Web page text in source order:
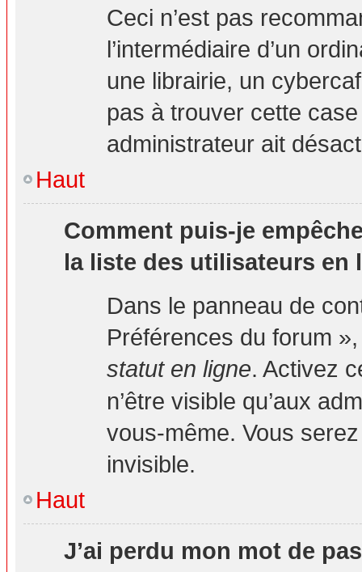
Ceci n’est pas
l’intermédiaire d’un
une librairie, un
pas à trouver cette
administrateur ait
Haut
Comment puis-je
la liste des utilisateurs en
Dans le panneau de
Préférences du forum
statut en ligne. Activez
n’être visible qu’aux
vous-même. Vous
invisible.
Haut
J’ai perdu mon mot de